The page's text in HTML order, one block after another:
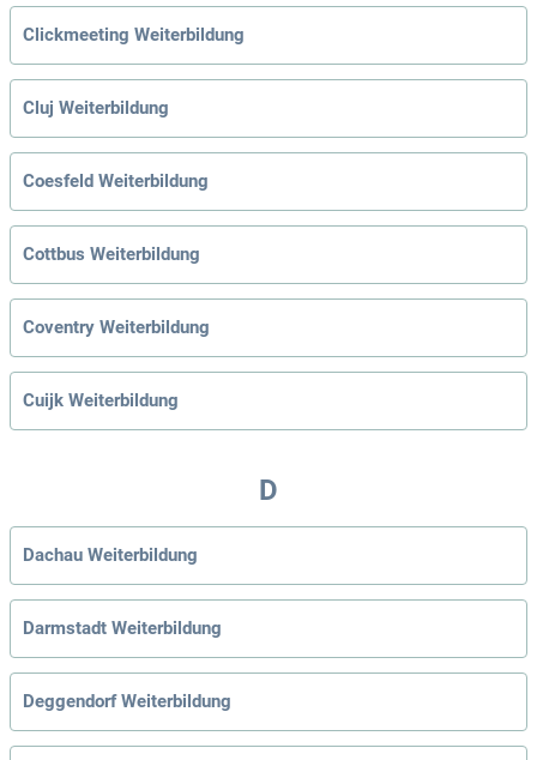
Clickmeeting Weiterbildung
Cluj Weiterbildung
Coesfeld Weiterbildung
Cottbus Weiterbildung
Coventry Weiterbildung
Cuijk Weiterbildung
D
Dachau Weiterbildung
Darmstadt Weiterbildung
Deggendorf Weiterbildung